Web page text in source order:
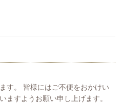
す。 皆様にはご不便をおかけい
ますようお願い申し上げます。